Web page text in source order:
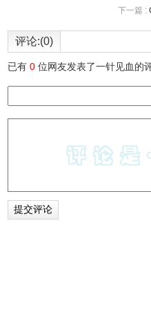
下一篇 :
评论:(0)
已有0 位网友发表了一针见血的